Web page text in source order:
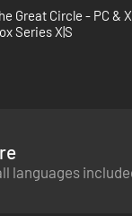
Series X|S
languages